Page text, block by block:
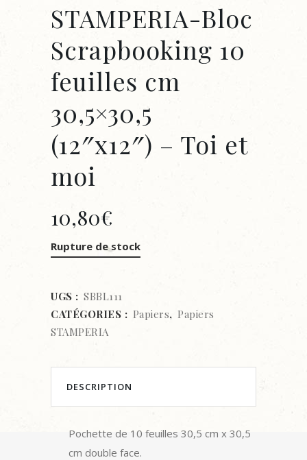
STAMPERIA-Bloc
Scrapbooking 10
feuilles cm
30,5×30,5
(12″x12″) – Toi et
moi
10,80€
Rupture de stock
UGS : SBBL111
CATÉGORIES : Papiers, Papiers
STAMPERIA
DESCRIPTION
Pochette de 10 feuilles 30,5 cm x 30,5
cm double face.